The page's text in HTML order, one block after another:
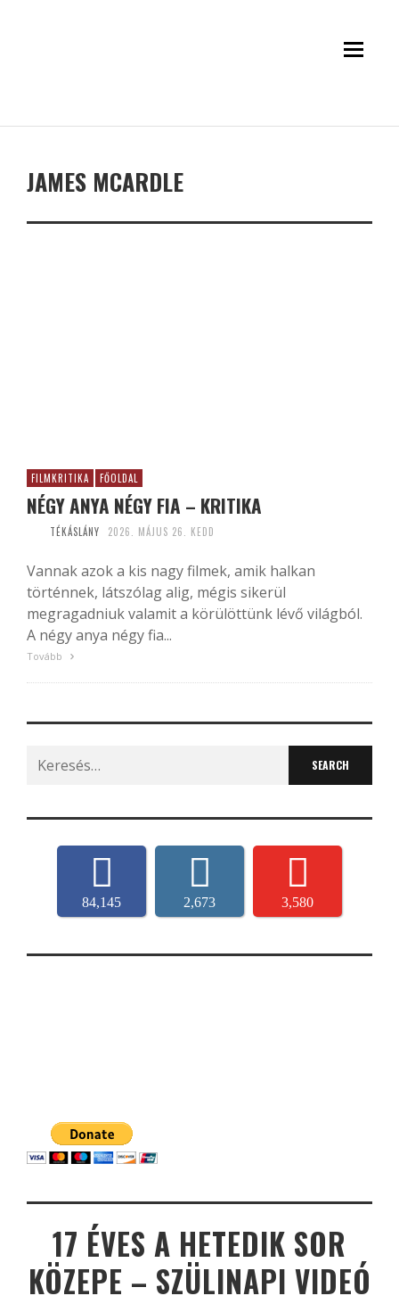
JAMES MCARDLE
FILMKRITIKA FŐOLDAL
NÉGY ANYA NÉGY FIA – KRITIKA
TÉKÁSLÁNY 2026. MÁJUS 26. KEDD
Vannak azok a kis nagy filmek, amik halkan
történnek, látszólag alig, mégis sikerül
megragadniuk valamit a körülöttünk lévő világból.
A négy anya négy fia...
Tovább
Search
for:
84,145 2,673 3,580
17 ÉVES A HETEDIK SOR
KÖZEPE – SZÜLINAPI VIDEÓ